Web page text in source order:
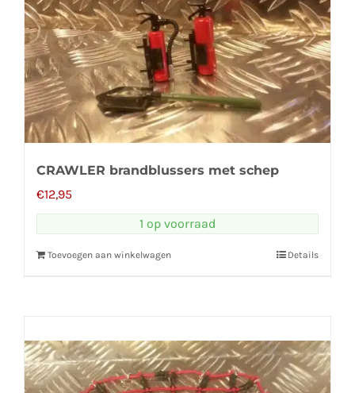
CRAWLER brandblussers met schep
€12,95
1 op voorraad
Toevoegen aan winkelwagen Details